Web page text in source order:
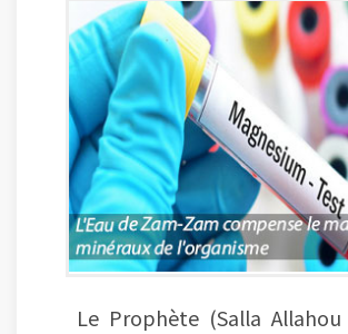
Le Prophète (Salla Allahou